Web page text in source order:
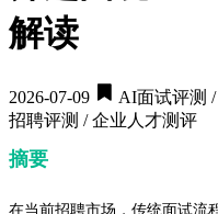
解读
2026-07-09
AI面试评测
招聘评测 / 企业人才测评
摘要
在当前招聘市场，传统面试流